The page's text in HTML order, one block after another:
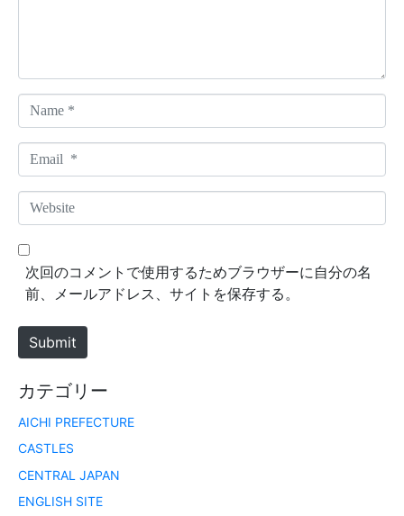
a
m
*
m
a
*
W
e
b
e
次回のコメントで使用するためブラウザーに自分の名
前、メールアドレス、サイトを保存する。
Submit
カテゴリー
AICHI PREFECTURE
CASTLES
CENTRAL JAPAN
ENGLISH SITE